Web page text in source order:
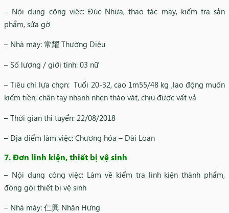
– Nội dung công việc: Đúc Nhựa, thao tác máy, kiểm tra sản
phẩm, sửa gờ
– Nhà máy: 常耀 Thường Diệu
– Số lượng / giới tính: 03 nữ
– Tiêu chí lựa chọn: Tuổi 20-32, cao 1m55/48 kg ,lao động muốn
kiếm tiền, chân tay nhanh nhẹn tháo vát, chịu được vất vả
– Thời gian thi tuyển: 22/08/2018
– Địa điểm làm việc: Chương hóa – Đài Loan
7. Đơn linh kiện, thiết bị vệ sinh
– Nội dung công việc: Làm về kiểm tra linh kiện thành phẩm,
đóng gói thiết bị vệ sinh
– Nhà máy: 仁興 Nhân Hưng